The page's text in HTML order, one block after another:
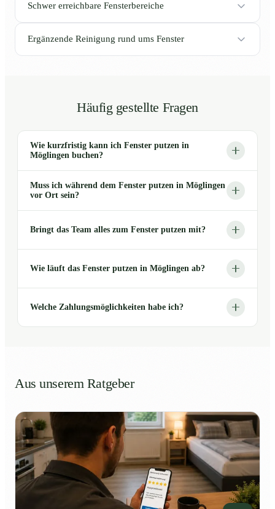
Schwer erreichbare Fensterbereiche
Ergänzende Reinigung rund ums Fenster
Häufig gestellte Fragen
Wie kurzfristig kann ich Fenster putzen in
Möglingen buchen?
Muss ich während dem Fenster putzen in Möglingen
vor Ort sein?
Bringt das Team alles zum Fenster putzen mit?
Wie läuft das Fenster putzen in Möglingen ab?
Welche Zahlungsmöglichkeiten habe ich?
Aus unserem Ratgeber